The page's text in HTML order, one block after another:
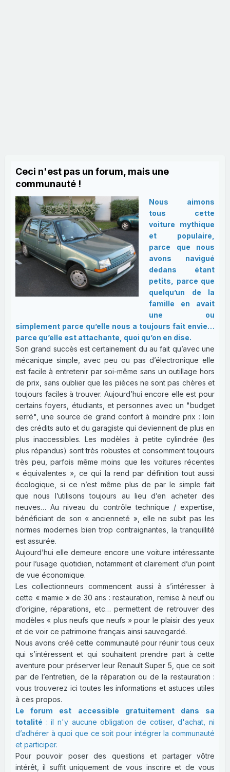
Ceci n'est pas un forum, mais une
communauté !
Nous aimons
tous cette
voiture mythique
et populaire,
parce que nous
avons navigué
dedans étant
petits, parce que
quelqu’un de la
famille en avait
une ou
simplement parce qu’elle nous a toujours fait envie…
parce qu’elle est attachante, quoi qu’on en dise.
Son grand succès est certainement du au fait qu’avec une
mécanique simple, avec peu ou pas d’électronique elle
est facile à entretenir par soi-même sans un outillage hors
de prix, sans oublier que les pièces ne sont pas chères et
toujours faciles à trouver. Aujourd’hui encore elle est pour
certains foyers, étudiants, et personnes avec un "budget
serré", une source de grand confort à moindre prix : loin
des crédits auto et du garagiste qui deviennent de plus en
plus inaccessibles. Les modèles à petite cylindrée (les
plus répandus) sont très robustes et consomment toujours
très peu, parfois même moins que les voitures récentes
« équivalentes », ce qui la rend par définition tout aussi
écologique, si ce n’est même plus de par le simple fait
que nous l’utilisons toujours au lieu d’en acheter des
neuves… Au niveau du contrôle technique / expertise,
bénéficiant de son « ancienneté », elle ne subit pas les
normes modernes bien trop contraignantes, la tranquillité
est assurée.
Aujourd’hui elle demeure encore une voiture intéressante
pour l’usage quotidien, notamment et clairement d’un point
de vue économique.
Les collectionneurs commencent aussi à s’intéresser à
cette « mamie » de 30 ans : restauration, remise à neuf ou
d’origine, réparations, etc… permettent de retrouver des
modèles « plus neufs que neufs » pour le plaisir des yeux
et de voir ce patrimoine français ainsi sauvegardé.
Nous avons créé cette communauté pour réunir tous ceux
qui s’intéressent et qui souhaitent prendre part à cette
aventure pour préserver leur Renault Super 5, que ce soit
par de l’entretien, de la réparation ou de la restauration :
vous trouverez ici toutes les informations et astuces utiles
à ces propos.
Le forum est accessible gratuitement dans sa
totalité : il n'y aucune obligation de cotiser, d'achat, ni
d’adhérer à quoi que ce soit pour intégrer la communauté
et participer.
Pour pouvoir poser des questions et partager vôtre
intérêt, il suffit uniquement de vous inscrire et de vous